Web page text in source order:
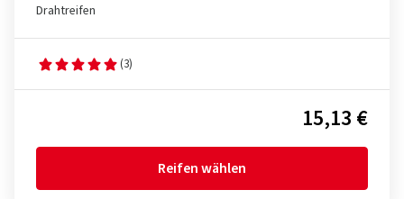
Drahtreifen
(3)
15,13 €
Reifen wählen